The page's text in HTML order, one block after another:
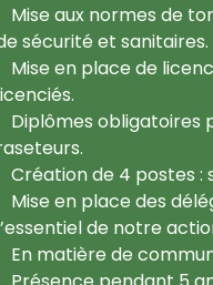
Mise aux normes de
sécurité et sanitaires.
Mise en place de
Diplômes obligatoires
Création de 4 postes
Mise en place des
de notre
En matière de